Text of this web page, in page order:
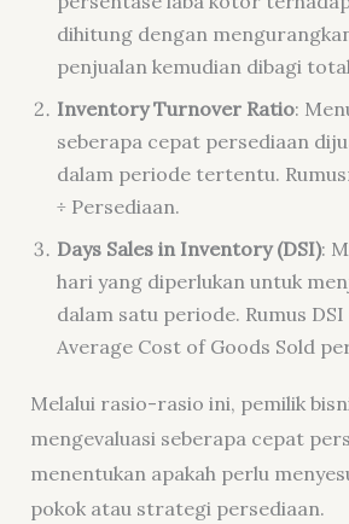
dihitung dengan
penjualan kemudian dibagi
Inventory Turnover Ratio:
seberapa cepat persediaan
dalam periode tertentu.
÷ Persediaan.
Days Sales in Inventory (DSI):
hari yang diperlukan untuk
dalam satu periode. Rumus
Average Cost of Goods Sold
Melalui rasio-rasio ini, pemilik
mengevaluasi seberapa cepat
menentukan apakah perlu
pokok atau strategi persediaan.